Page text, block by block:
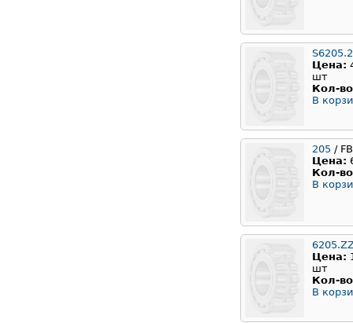
Цена:
шт
Кол-
В
205 /
Цена:
Кол-
В
Цена:
шт
Кол-
В